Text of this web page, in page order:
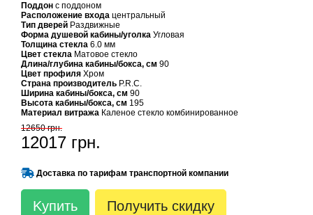
Поддон с поддоном
Расположение входа центральный
Тип дверей Раздвижные
Форма душевой кабины/уголка Угловая
Толщина стекла 6.0 мм
Цвет стекла Матовое стекло
Длина/глубина кабины/бокса, см 90
Цвет профиля Хром
Страна производитель P.R.C.
Ширина кабины/бокса, см 90
Высота кабины/бокса, см 195
Материал витража Каленое стекло комбинированное
12650 грн.
12017 грн.
Доставка по тарифам транспортной компании
Kупить Получить скидку